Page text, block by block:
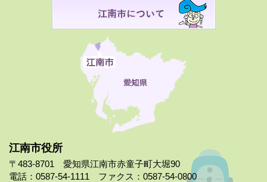
江南市役所
〒483-8701 愛知県江南市赤童子町大堀90
電話：0587-54-1111 ファクス：0587-54-0800